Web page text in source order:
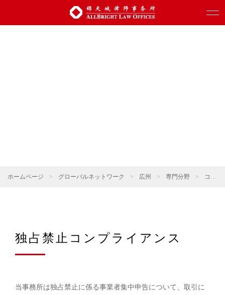
ホームページ > グローバルネットワーク > 広州 > 専門分野 > コーポレート・M&A
独占禁止コンプライアンス
当事務所は独占禁止に係る事業者集中申告について、取引に